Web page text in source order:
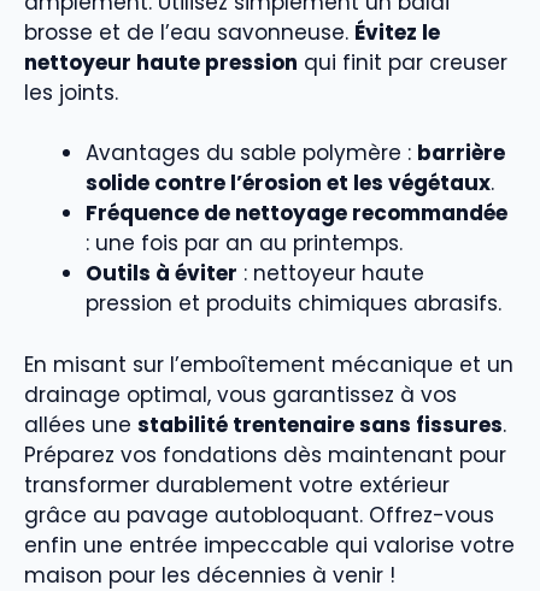
brosse et de l’eau savonneuse. Évitez le
nettoyeur haute pression qui finit par creuser
les joints.
Avantages du sable polymère : barrière
solide contre l’érosion et les végétaux.
Fréquence de nettoyage recommandée
: une fois par an au printemps.
Outils à éviter : nettoyeur haute
pression et produits chimiques abrasifs.
En misant sur l’emboîtement mécanique et un
drainage optimal, vous garantissez à vos
allées une stabilité trentenaire sans fissures.
Préparez vos fondations dès maintenant pour
transformer durablement votre extérieur
grâce au pavage autobloquant. Offrez-vous
enfin une entrée impeccable qui valorise votre
maison pour les décennies à venir !